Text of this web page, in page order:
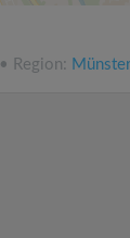
• Region: